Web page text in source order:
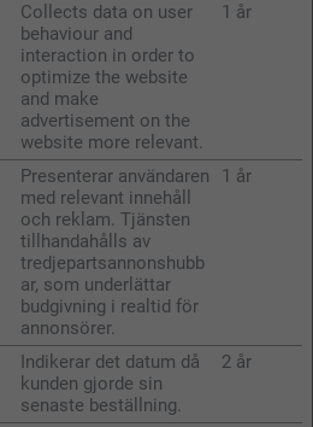
Collects data on user
behaviour and
interaction in order to
optimize the website
and make
advertisement on the
website more relevant.
1 år
Presenterar användaren
med relevant innehåll
och reklam. Tjänsten
tillhandahålls av
tredjepartsannonshubb
ar, som underlättar
budgivning i realtid för
annonsörer.
1 år
Indikerar det datum då
kunden gjorde sin
senaste beställning.
2 år